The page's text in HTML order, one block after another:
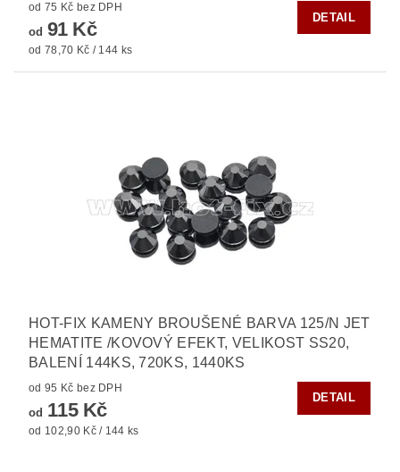
od 75 Kč bez DPH
od 91 Kč
od 78,70 Kč / 144 ks
DETAIL
HOT-FIX KAMENY BROUŠENÉ BARVA 125/N JET
HEMATITE /KOVOVÝ EFEKT, VELIKOST SS20,
BALENÍ 144KS, 720KS, 1440KS
od 95 Kč bez DPH
od 115 Kč
od 102,90 Kč / 144 ks
DETAIL